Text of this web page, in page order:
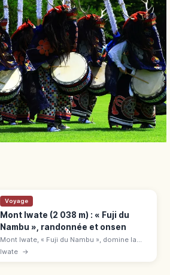
Voyage
Mont Iwate (2 038 m) : « Fuji du
Nambu », randonnée et onsen
Mont Iwate, « Fuji du Nambu », domine la
préfecture d'Iwate. Départs Amihari et
Iwate →